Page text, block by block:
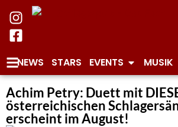
NEWS STARS EVENTS MUSIK
Achim Petry: Duett mit
österreichischen
erscheint im August!